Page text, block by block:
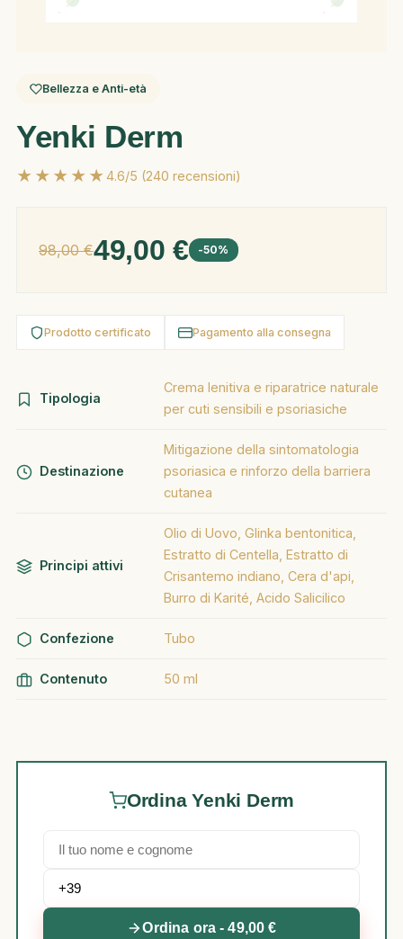
Bellezza e Anti-età
Yenki Derm
★★★★★4.6/5 (240 recensioni)
98,00 €49,00 € -50%
Prodotto certificato Pagamento alla consegna
Tipologia
Crema lenitiva e riparatrice naturale
per cuti sensibili e psoriasiche
Destinazione
Mitigazione della sintomatologia
psoriasica e rinforzo della barriera
cutanea
Principi attivi
Olio di Uovo, Glinka bentonitica,
Estratto di Centella, Estratto di
Crisantemo indiano, Cera d'api,
Burro di Karité, Acido Salicilico
Confezione Tubo
Contenuto 50 ml
Ordina Yenki Derm
Ordina ora - 49,00 €